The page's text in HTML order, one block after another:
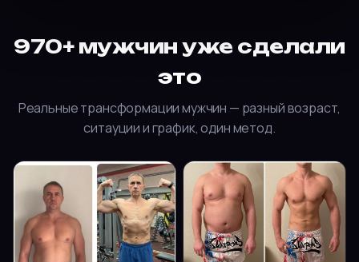
970+ мужчин уже сделали
это
Реальные трансформации мужчин — разный возраст,
ситауции и график, один метод.